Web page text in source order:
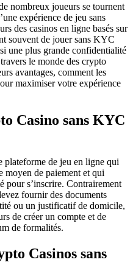
nombreux joueurs se tournent
expérience de jeu sans
des casinos en ligne basés sur
souvent de jouer sans KYC
une plus grande confidentialité
le monde des crypto
avantages, comment les
maximiser votre expérience
Casino sans KYC
plateforme de jeu en ligne qui
moyen de paiement et qui
pour s’inscrire. Contrairement
fournir des documents
ou un justificatif de domicile,
de créer un compte et de
de formalités.
Casinos sans